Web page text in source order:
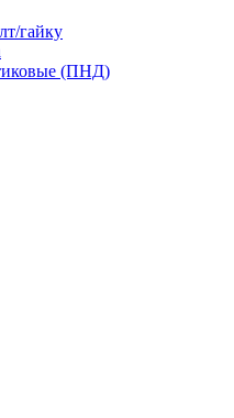
гайку
(ПНД)